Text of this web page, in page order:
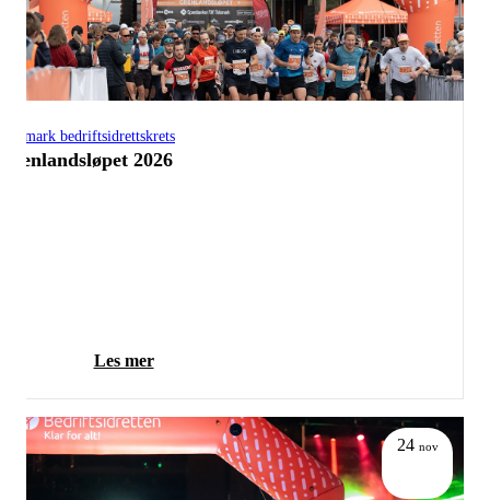
bedriftsidrettskrets
2026
Les mer
24 nov